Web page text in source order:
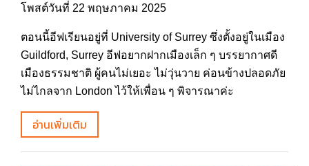
โพสต์วันที่ 22 พฤษภาคม 2025
ตอนนี้อีฟเรียนอยู่ที่ University of Surrey ซึ่งตั้งอยู่ในเมือง
Guildford, Surrey อีฟอยากฝากเมืองเล็ก ๆ บรรยากาศดี
เมืองธรรมชาติ ผู้คนไม่เยอะ ไม่วุ่นวาย ค่อนข้างปลอดภัย
ไม่ไกลจาก London ไว้ให้เพื่อน ๆ พิจารณาค่ะ
อ่านเพิ่มเติม